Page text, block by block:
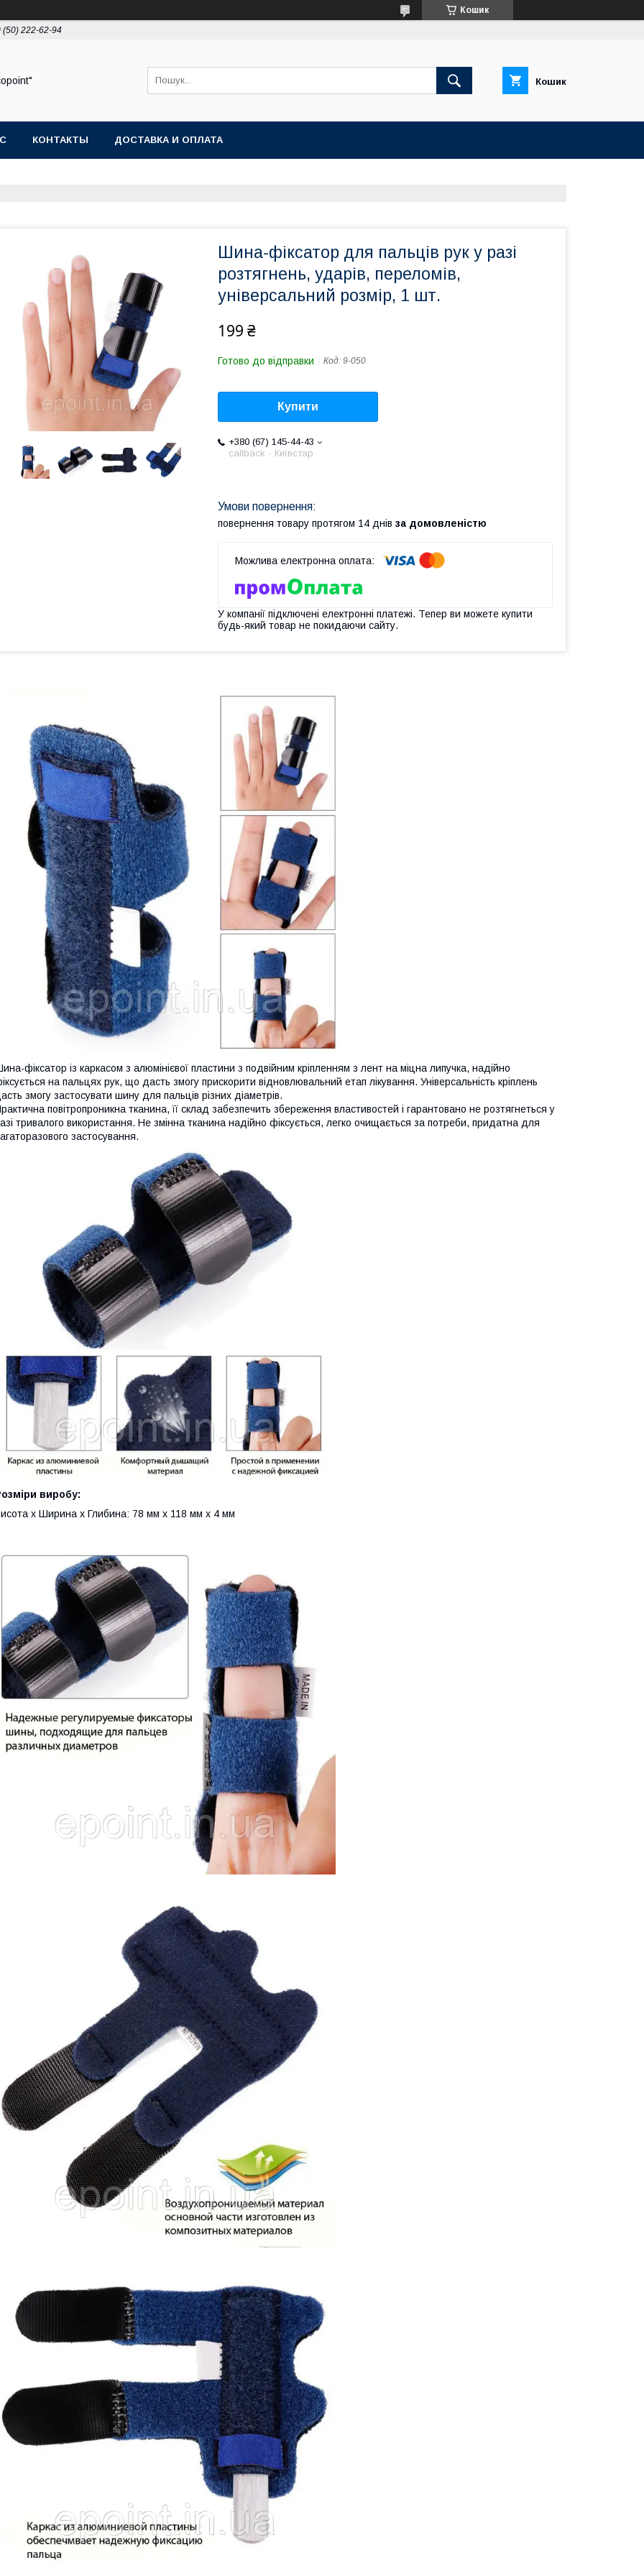
Кошик
(50) 222-62-94
Кошик
КОНТАКТЫ ДОСТАВКА И ОПЛАТА
Шина-фіксатор для пальців рук у разі
розтягнень, ударів, переломів,
універсальний розмір, 1 шт.
199 ₴
Готово до відправки Код: 9-050
Купити
+380 (67) 145-44-43
callback - Київстар
повернення товару протягом 14 днів за домовленістю
У компанії підключені електронні платежі. Тепер ви можете купити
будь-який товар не покидаючи сайту.
фіксатор із каркасом з алюмінієвої пластини з подвійним кріпленням з лент на міцна липучка, надійно
на пальцях рук, що дасть змогу прискорити відновлювальний етап лікування. Універсальність кріплень
змогу застосувати шину для пальців різних діаметрів.
повітропроникна тканина, її склад забезпечить збереження властивостей і гарантовано не розтягнеться у
тривалого використання. Не змінна тканина надійно фіксується, легко очищається за потреби, придатна для
застосування.
виробу:
х Ширина х Глибина: 78 мм х 118 мм х 4 мм